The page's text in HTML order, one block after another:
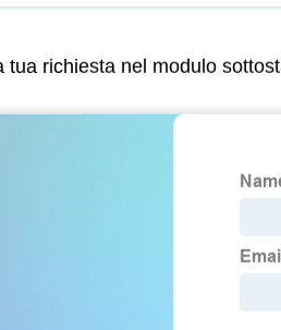
tua richiesta nel modulo